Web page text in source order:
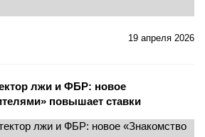
19 апреля 2026
лжи и ФБР: новое
повышает ставки